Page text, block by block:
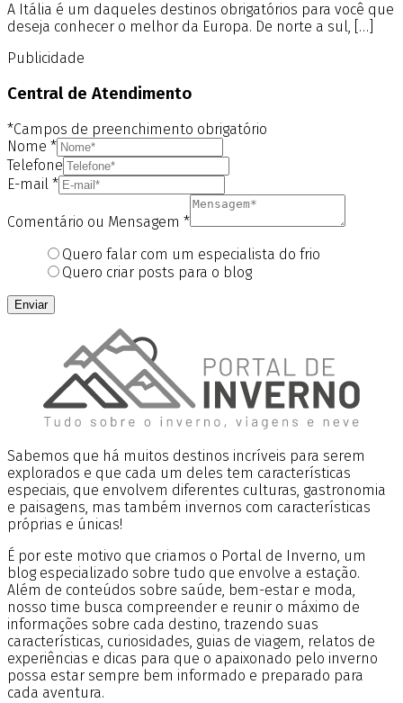
A Itália é um daqueles destinos obrigatórios para você que
deseja conhecer o melhor da Europa. De norte a sul, […]
Publicidade
Central de Atendimento
*Campos de preenchimento obrigatório
Nome *
Telefone
E-mail *
Comentário ou Mensagem *
Quero falar com um especialista do frio
Quero criar posts para o blog
Enviar
Sabemos que há muitos destinos incríveis para serem
explorados e que cada um deles tem características
especiais, que envolvem diferentes culturas, gastronomia
e paisagens, mas também invernos com características
próprias e únicas!
É por este motivo que criamos o Portal de Inverno, um
blog especializado sobre tudo que envolve a estação.
Além de conteúdos sobre saúde, bem-estar e moda,
nosso time busca compreender e reunir o máximo de
informações sobre cada destino, trazendo suas
características, curiosidades, guias de viagem, relatos de
experiências e dicas para que o apaixonado pelo inverno
possa estar sempre bem informado e preparado para
cada aventura.